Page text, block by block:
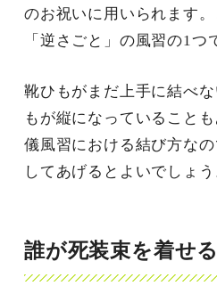
のお祝いに用いられます
「逆さごと」の風習の1つ
靴ひもがまだ上手に結べ
もが縦になっていること
儀風習における結び方な
してあげるとよいでしょう
誰が死装束を着せ